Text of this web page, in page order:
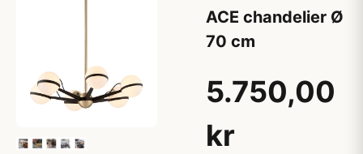
ACE chandelier Ø
70 cm
5.750,00
kr